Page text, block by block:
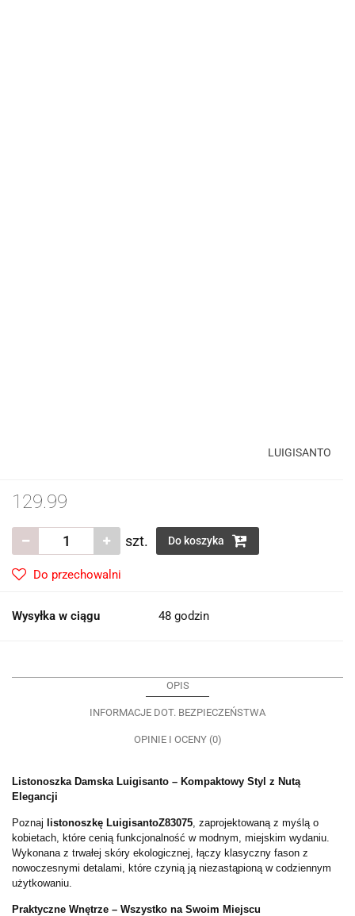
LUIGISANTO
129.99
szt. Do koszyka
Do przechowalni
Wysyłka w ciągu 48 godzin
OPIS
INFORMACJE DOT. BEZPIECZEŃSTWA
OPINIE I OCENY (0)
Listonoszka Damska Luigisanto – Kompaktowy Styl z Nutą
Elegancji
Poznaj listonoszkę LuigisantoZ83075 , zaprojektowaną z myślą o
kobietach, które cenią funkcjonalność w modnym, miejskim wydaniu.
Wykonana z trwałej skóry ekologicznej, łączy klasyczny fason z
nowoczesnymi detalami, które czynią ją niezastąpioną w codziennym
użytkowaniu.
Praktyczne Wnętrze – Wszystko na Swoim Miejscu